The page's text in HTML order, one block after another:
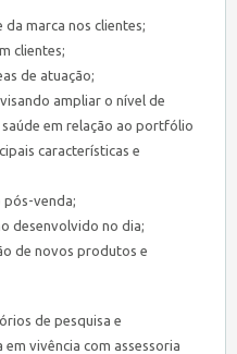
marca nos clientes;
clientes;
de atuação;
ampliar o nível de
em relação ao portfólio
características e
pós-venda;
desenvolvido no dia;
de novos produtos e
de pesquisa e
em vivência com assessoria